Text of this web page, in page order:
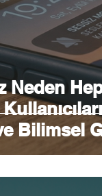
Neden
Bilimsel